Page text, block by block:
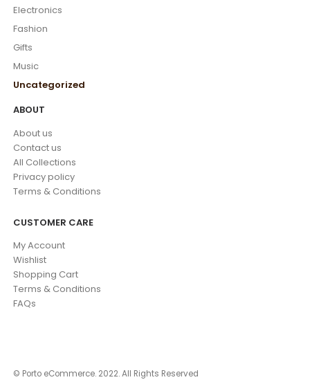
Electronics
Fashion
Gifts
Music
Uncategorized
ABOUT
About us
Contact us
All Collections
Privacy policy
Terms & Conditions
CUSTOMER CARE
My Account
Wishlist
Shopping Cart
Terms & Conditions
FAQs
© Porto eCommerce. 2022. All Rights Reserved